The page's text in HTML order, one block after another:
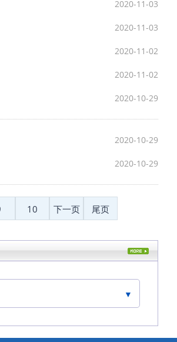
2020-11-03
2020-11-03
2020-11-02
2020-11-02
2020-10-29
2020-10-29
2020-10-29
10 下一页 尾页